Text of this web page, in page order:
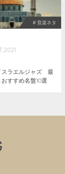
# 音楽ネタ
スラエルジャズ 最
すすめ名盤10選